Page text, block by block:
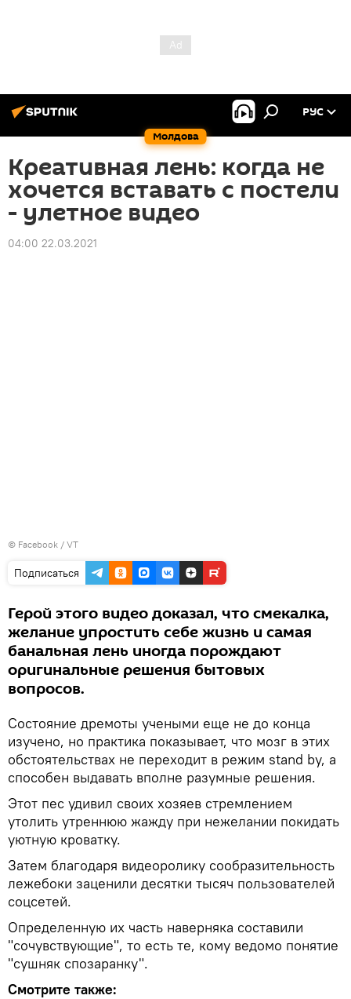
Молдова
РУС
Креативная лень: когда не
хочется вставать с постели
- улетное видео
04:00 22.03.2021
© Facebook / VT
Подписаться
Герой этого видео доказал, что смекалка,
желание упростить себе жизнь и самая
банальная лень иногда порождают
оригинальные решения бытовых
вопросов.
Состояние дремоты учеными еще не до конца
изучено, но практика показывает, что мозг в этих
обстоятельствах не переходит в режим stand by, а
способен выдавать вполне разумные решения.
Этот пес удивил своих хозяев стремлением
утолить утреннюю жажду при нежелании покидать
уютную кроватку.
Затем благодаря видеоролику сообразительность
лежебоки заценили десятки тысяч пользователей
соцсетей.
Определенную их часть наверняка составили
"сочувствующие", то есть те, кому ведомо понятие
"сушняк спозаранку".
Смотрите также: